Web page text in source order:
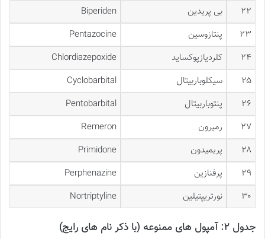
۲۲
بی پریدین
Biperiden
۲۳
پنتازوسین
Pentazocine
۲۴
کلردیازپوکساید
Chlordiazepoxide
۲۵
سیکلوباربیتال
Cyclobarbital
۲۶
پنتوباربیتال
Pentobarbital
۲۷
رمیرون
Remeron
۲۸
پریمیدون
Primidone
۲۹
پرفنازین
Perphenazine
۳۰
نورتریپتیلین Nortriptyline
جدول ۲: آمپول های ممنوعه (با ذکر نام های رایج)